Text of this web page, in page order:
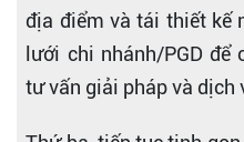
địa điểm và tái thiết kế
lưới chi nhánh/PGD để
tư vấn giải pháp và dịch